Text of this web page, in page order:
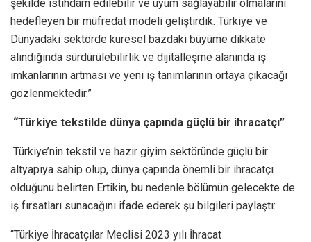
şekilde istihdam edilebilir ve uyum sağlayabilir olmalarını
hedefleyen bir müfredat modeli geliştirdik. Türkiye ve
Dünyadaki sektörde küresel bazdaki büyüme dikkate
alındığında sürdürülebilirlik ve dijitalleşme alanında iş
imkanlarının artması ve yeni iş tanımlarının ortaya çıkacağı
gözlenmektedir.”
“Türkiye tekstilde dünya çapında güçlü bir ihracatçı”
Türkiye’nin tekstil ve hazır giyim sektöründe güçlü bir
altyapıya sahip olup, dünya çapında önemli bir ihracatçı
olduğunu belirten Ertikin, bu nedenle bölümün gelecekte de
iş fırsatları sunacağını ifade ederek şu bilgileri paylaştı:
“Türkiye İhracatçılar Meclisi 2023 yılı İhracat